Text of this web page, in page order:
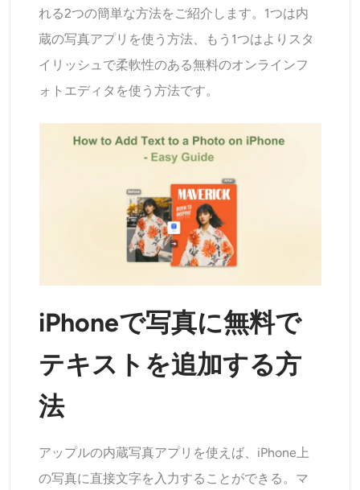
AIリプレイサー
AIリカラー
AIスタイル画像ジェネレーター
ポートレートツール
ヘアスタイルチェンジャー
AIフィルター
ヘッドショットジェネレータープロ
AIヘッドショットジェネレーター
パスポート写真メーカー
れる2つの簡単な方法をご紹介します。1つは内
蔵の写真アプリを使う方法、もう1つはよりスタ
イリッシュで柔軟性のある無料のオンラインフ
ォトエディタを使う方法です。
iPhoneで写真に無料で
テキストを追加する方
法
アップルの内蔵写真アプリを使えば、iPhone上
の写真に直接文字を入力することができる。マ